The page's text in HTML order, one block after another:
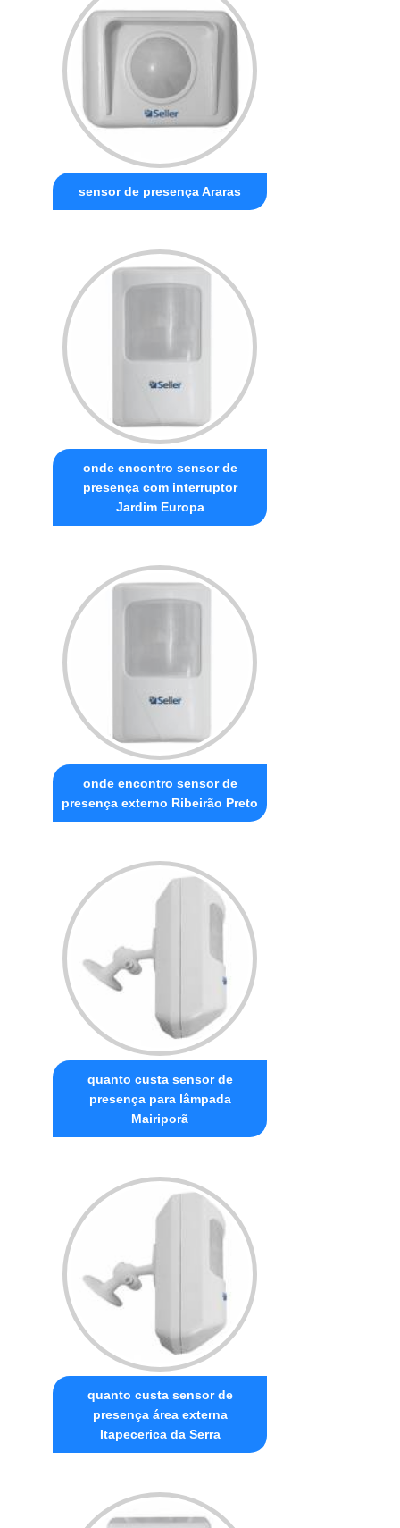
sensor de presença Araras
onde encontro sensor de
presença com interruptor
Jardim Europa
onde encontro sensor de
presença externo Ribeirão Preto
quanto custa sensor de
presença para lâmpada
Mairiporã
quanto custa sensor de
presença área externa
Itapecerica da Serra